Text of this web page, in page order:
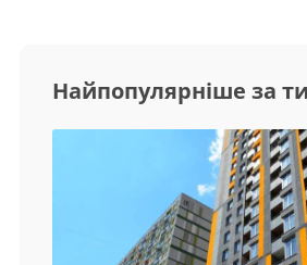
Найпопулярніше за